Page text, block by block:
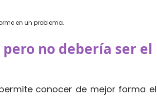
en un problema.
no debería ser el
conocer de mejor forma el